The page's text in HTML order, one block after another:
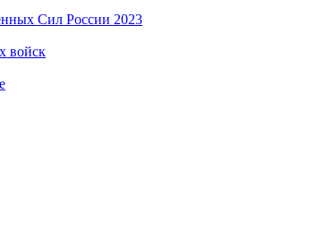
Сил России 2023
войск